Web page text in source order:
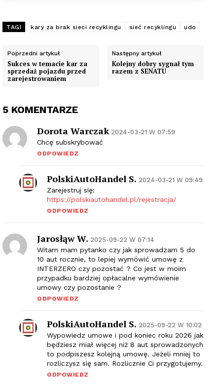
TAGI kary za brak sieci recyklingu sieć recyklingu udo
Poprzedni artykuł
Sukces w temacie kar za
sprzedaż pojazdu przed
zarejestrowaniem
Następny artykuł
Kolejny dobry sygnał tym
razem z SENATU
5 KOMENTARZE
Dorota Warczak 2024-03-21 W 07:59
Chcę subskrybować
ODPOWIEDZ
PolskiAutoHandel S. 2024-03-21 W 09:49
Zarejestruj się:
https://polskiautohandel.pl/rejestracja/
ODPOWIEDZ
Jarosłąw W. 2025-09-22 W 07:14
Witam mam pytanko czy jak sprowadzam 5 do
10 aut rocznie, to lepiej wymówić umowę z
INTERZERO czy pozostać ? Co jest w moim
przypadku bardziej opłacalne wymówienie
umowy czy pozostanie ?
ODPOWIEDZ
PolskiAutoHandel S. 2025-09-22 W 10:02
Wypowiedz umowe i pod koniec roku 2026 jak
będziesz miał więcej niż 8 aut sprowadzonych
to podpiszesz kolejną umowę. Jeżeli mniej to
rozliczysz się sam. Rozlicznie Ci przygotujemy.
ODPOWIEDZ